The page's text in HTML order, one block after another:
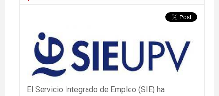
El Servicio Integrado de Empleo (SIE) ha